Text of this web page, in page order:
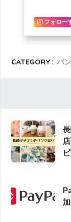
フォロー
CATEGORY : パン